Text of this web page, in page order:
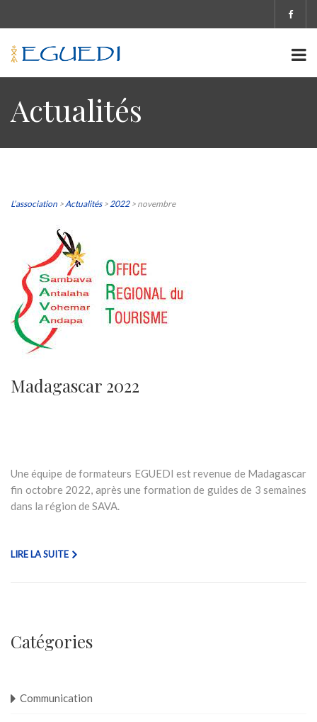
Actualités
L’association > Actualités> 2022> novembre
Madagascar 2022
Une équipe de formateurs EGUEDI est revenue de Madagascar
fin octobre 2022, après une formation de guides de 3 semaines
dans la région de SAVA.
LIRE LA SUITE
Catégories
Communication